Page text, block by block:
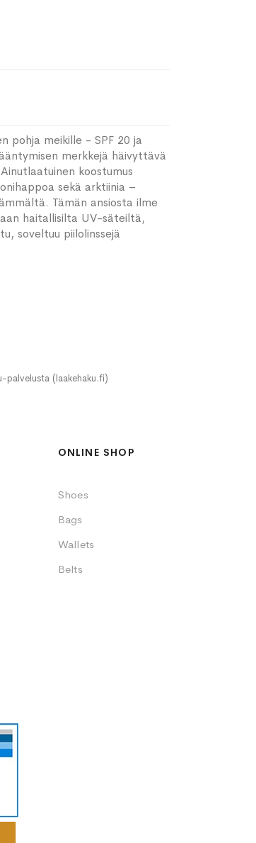
pohja meikille - SPF 20 ja
merkkejä häivyttävä
koostumus
sekä arktiinia –
Tämän ansiosta ilme
haitallisilta UV-säteiltä,
soveltuu piilolinssejä
palvelusta (laakehaku.fi)
ONLINE SHOP
Shoes
Bags
Wallets
Belts